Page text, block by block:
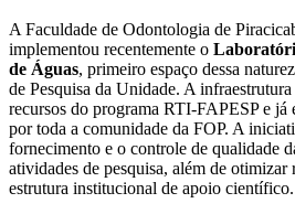
A Faculdade de Odontologia de
implementou recentemente o
de Águas, primeiro espaço dessa
de Pesquisa da Unidade. A
recursos do programa RTI-FAPESP e já
por toda a comunidade da FOP. A
fornecimento e o controle de qualidade
atividades de pesquisa, além de otimizar
estrutura institucional de apoio científico.